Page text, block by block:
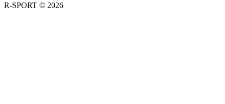
R-SPORT © 2026